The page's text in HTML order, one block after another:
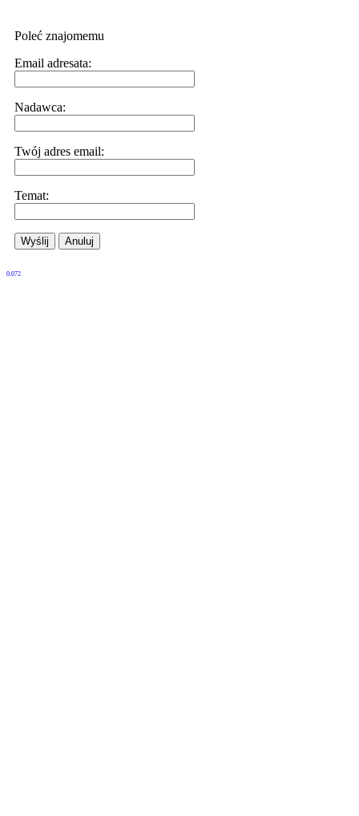
Poleć znajomemu
Email adresata:
Nadawca:
Twój adres email:
Temat:
Wyślij Anuluj
0.072